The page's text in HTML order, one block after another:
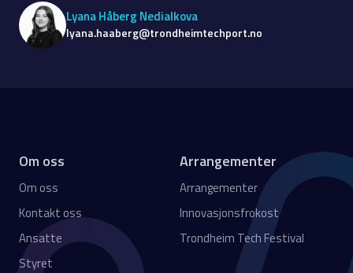
Lyana Håberg Nedialkova
lyana.haaberg@trondheimtechport.no
Om oss
Om oss
Kontakt oss
Ansatte
Styret
Arrangementer
Arrangementer
Innovasjonsfrokost
Trondheim Tech Festival